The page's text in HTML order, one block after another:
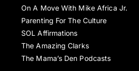
On A Move With Mike Africa Jr.
Parenting For The Culture
SOL Affirmations
The Amazing Clarks
The Mama’s Den Podcasts